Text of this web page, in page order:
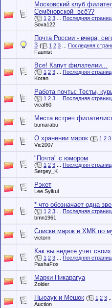
Московский клуб
Семёновской -всё??
( 1 2 3 Последняя
Sova122
Почта России - вчера,
3 ( 1 2 3 Последняя
Faunist
Все! Капут филателии...
( 1 2 3 Последняя
Koran
Работа почты: Тесты,
( 1 2 3 Последняя
vicaf60
Места встреч
bumarabu
О хранении марок ( 1 2 3
Vic2007
"Почта" с юмором
( 1 2 3 Последняя
Sergey_K
Рэкет
Lee Syikui
* что обозначает одна
( 1 2 3 Последняя
bmn1961
Списки марок и ХМК по
victorn
Как вы ведете учет
( 1 2 3 Последняя
PashaFox
Марки Никарагуа
Zolder
Ньюаук и Мешок ( 1 2 3
Auction